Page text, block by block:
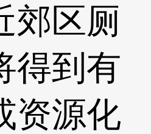
郊区厕
得到有
资源化